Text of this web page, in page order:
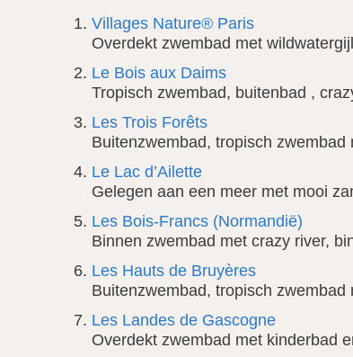
Villages Nature® Paris
Overdekt zwembad met
Le Bois aux Daims
Tropisch zwembad, buitenbad ,
Les Trois Forêts
Buitenzwembad, tropisch
Le Lac d’Ailette
Gelegen aan een meer met mooi
Les Bois-Francs (Normandië)
Binnen zwembad met crazy river,
Les Hauts de Bruyères
Buitenzwembad, tropisch zwembad
Les Landes de Gascogne
Overdekt zwembad met kinderbad